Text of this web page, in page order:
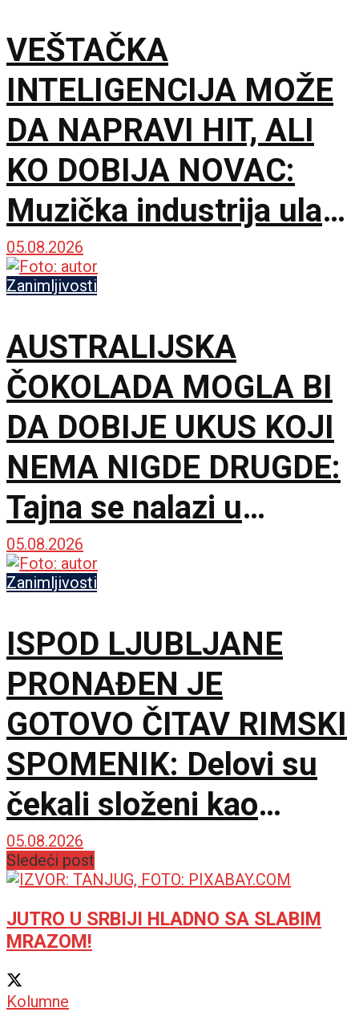
VEŠTAČKA
INTELIGENCIJA MOŽE
DA NAPRAVI HIT, ALI
KO DOBIJA NOVAC:
Muzička industrija ulazi
u najtežu raspravu
05.08.2026
Zanimljivosti
AUSTRALIJSKA
ČOKOLADA MOGLA BI
DA DOBIJE UKUS KOJI
NEMA NIGDE DRUGDE:
Tajna se nalazi u
mikrobima
05.08.2026
Zanimljivosti
ISPOD LJUBLJANE
PRONAĐEN JE
GOTOVO ČITAV RIMSKI
SPOMENIK: Delovi su
čekali složeni kao
slagalica
05.08.2026
Sledeći post
JUTRO U SRBIJI HLADNO SA SLABIM
MRAZOM!
Kolumne